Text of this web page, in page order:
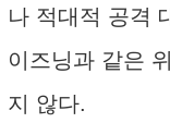
나 적대적 공격
이즈닝과 같은
지 않다.